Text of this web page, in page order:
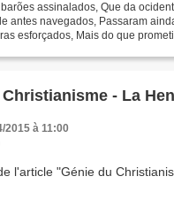
assinalados, Que da
antes navegados, Passaram
esforçados, Mais do que
- La
2015 à 11:00